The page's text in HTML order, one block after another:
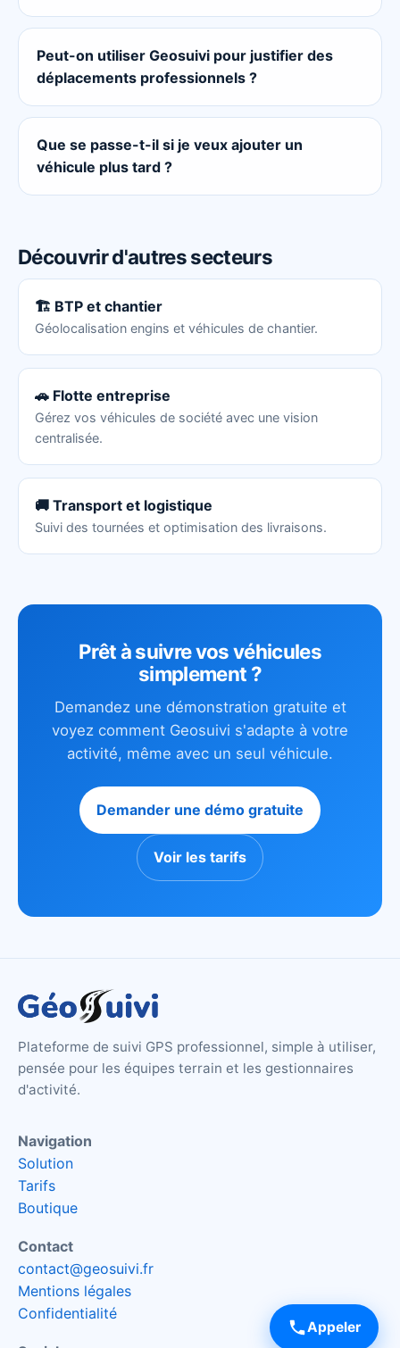
Appeler
Peut-on utiliser Geosuivi pour justifier des
déplacements professionnels ?
Que se passe-t-il si je veux ajouter un
véhicule plus tard ?
Découvrir d'autres secteurs
🏗️ BTP et chantier
Géolocalisation engins et véhicules de chantier.
🚗 Flotte entreprise
Gérez vos véhicules de société avec une vision
centralisée.
🚚 Transport et logistique
Suivi des tournées et optimisation des livraisons.
Prêt à suivre vos véhicules
simplement ?
Demandez une démonstration gratuite et
voyez comment Geosuivi s'adapte à votre
activité, même avec un seul véhicule.
Demander une démo gratuite
Voir les tarifs
Plateforme de suivi GPS professionnel, simple à utiliser,
pensée pour les équipes terrain et les gestionnaires
d'activité.
Navigation
Solution
Tarifs
Boutique
Contact
contact@geosuivi.fr
Mentions légales
Confidentialité